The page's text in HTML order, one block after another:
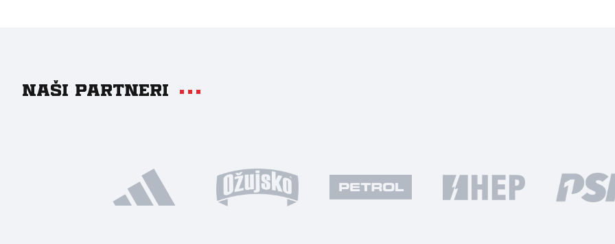
Naši partneri